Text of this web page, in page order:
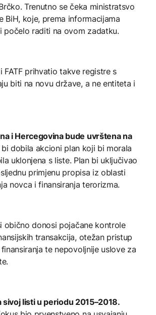
Trenutno se čeka ministratsvo
BiH, koje, prema informacijama
počelo raditi na ovom zadatku.
FATF prihvatio takve registre s
biti na novu države, a ne entiteta i
i Hercegovina bude uvrštena na
bi dobila akcioni plan koji bi morala
uklonjena s liste. Plan bi uključivao
primjenu propisa iz oblasti
novca i finansiranja terorizma.
obično donosi pojačane kontrole
transakcija, otežan pristup
te nepovoljnije uslove za
sivoj listi u periodu 2015–2018.